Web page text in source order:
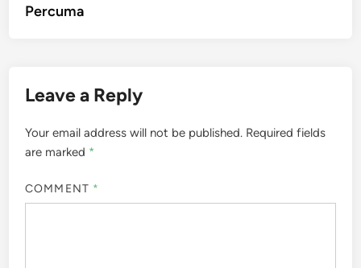
Percuma
Leave a Reply
Your email address will not be published. Required fields
are marked *
COMMENT *